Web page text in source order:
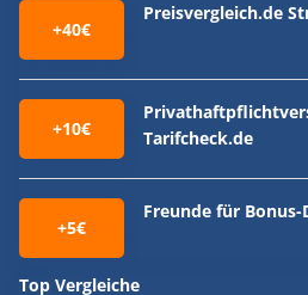
+40€
Preisvergleich.de
+10€
Tarifcheck.de
+5€
Freunde für Bonus-
Top Vergleiche